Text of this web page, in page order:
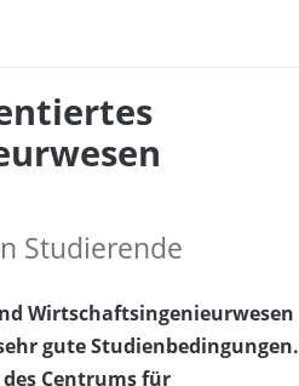
Studierende
Wirtschaftsingenieurwesen
gute Studienbedingungen.
des Centrums für